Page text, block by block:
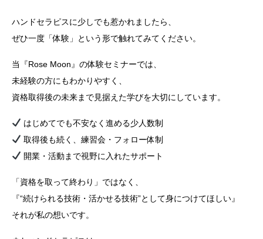
ハンドセラピスに少しでも惹かれましたら、
ぜひ一度「体験」という形で触れてみてください。
当『Rose Moon』の体験セミナーでは、
未経験の方にもわかりやすく、
資格取得後の未来まで見据えた学びを大切にしています。
はじめてでも不安なく進める少人数制
取得後も続く、練習会・フォロー体制
開業・活動まで視野に入れたサポート
「資格を取って終わり」ではなく、
『“続けられる技術・活かせる技術”として身につけてほしい』
それが私の想いです。